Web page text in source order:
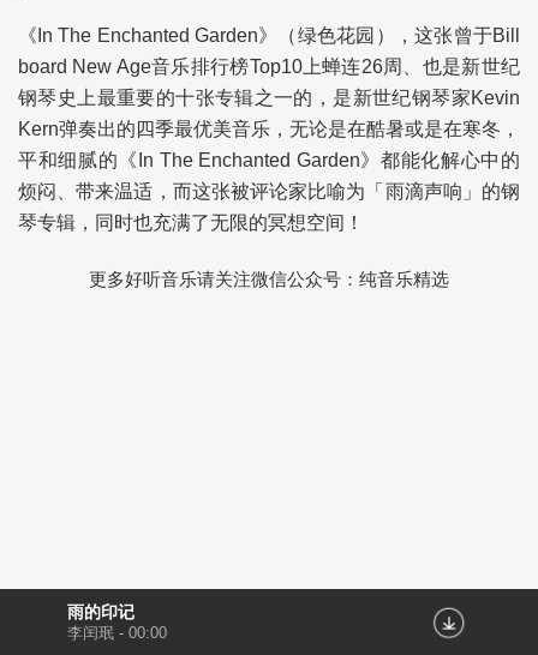
《In The Enchanted Garden》（绿色花园），这张曾于Bill
board New Age音乐排行榜Top10上蝉连26周、也是新世纪
钢琴史上最重要的十张专辑之一的，是新世纪钢琴家Kevin
Kern弹奏出的四季最优美音乐，无论是在酷暑或是在寒冬，
平和细腻的《In The Enchanted Garden》都能化解心中的
烦闷、带来温适，而这张被评论家比喻为「雨滴声响」的钢
琴专辑，同时也充满了无限的冥想空间！
更多好听音乐请关注微信公众号：纯音乐精选
雨的印记
李闰珉 - 00:00